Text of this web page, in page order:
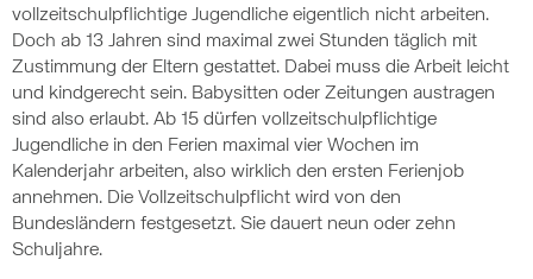
vollzeitschulpflichtige Jugendliche eigentlich nicht arbeiten.
Doch ab 13 Jahren sind maximal zwei Stunden täglich mit
Zustimmung der Eltern gestattet. Dabei muss die Arbeit leicht
und kindgerecht sein. Babysitten oder Zeitungen austragen
sind also erlaubt. Ab 15 dürfen vollzeitschulpflichtige
Jugendliche in den Ferien maximal vier Wochen im
Kalenderjahr arbeiten, also wirklich den ersten Ferienjob
annehmen. Die Vollzeitschulpflicht wird von den
Bundesländern festgesetzt. Sie dauert neun oder zehn
Schuljahre.